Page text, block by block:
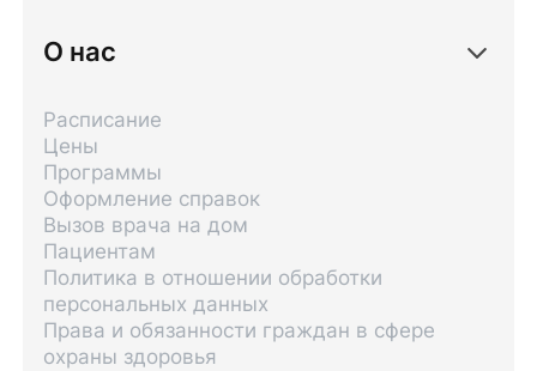
О нас
Расписание
Цены
Программы
Оформление справок
Вызов врача на дом
Пациентам
Политика в отношении обработки
персональных данных
Права и обязанности граждан в сфере
охраны здоровья